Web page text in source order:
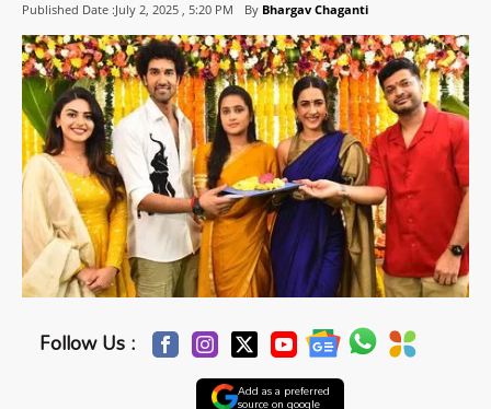
Published Date :July 2, 2025 , 5:20 PM By Bhargav Chaganti
Follow Us :
Add as a preferred
source on google